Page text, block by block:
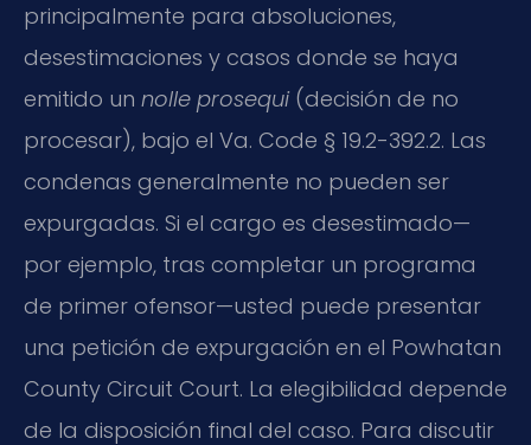
principalmente para absoluciones,
desestimaciones y casos donde se haya
emitido un nolle prosequi(decisión de no
procesar), bajo el Va. Code § 19.2-392.2. Las
condenas generalmente no pueden ser
expurgadas. Si el cargo es desestimado—
por ejemplo, tras completar un programa
de primer ofensor—usted puede presentar
una petición de expurgación en el Powhatan
County Circuit Court. La elegibilidad depende
de la disposición final del caso. Para discutir